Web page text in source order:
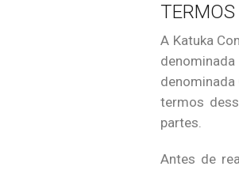
A Katuka
denominada
termos
partes.
Antes de